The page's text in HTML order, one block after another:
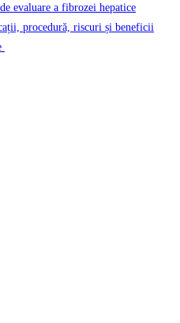
evaluare a fibrozei hepatice
procedură, riscuri și beneficii